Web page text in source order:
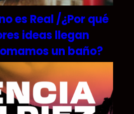
es Real /¿Por qué
ideas llegan
un baño?